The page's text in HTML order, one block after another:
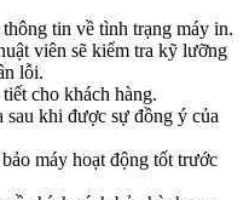
tin về tình trạng máy in.
viên sẽ kiểm tra kỹ lưỡng
lỗi.
cho khách hàng.
sau khi được sự đồng ý của
máy hoạt động tốt trước